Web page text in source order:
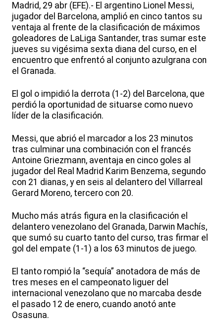
Madrid, 29 abr (EFE).- El argentino Lionel Messi,
jugador del Barcelona, amplió en cinco tantos su
ventaja al frente de la clasificación de máximos
goleadores de LaLiga Santander, tras sumar este
jueves su vigésima sexta diana del curso, en el
encuentro que enfrentó al conjunto azulgrana con
el Granada.
El gol o impidió la derrota (1-2) del Barcelona, que
perdió la oportunidad de situarse como nuevo
líder de la clasificación.
Messi, que abrió el marcador a los 23 minutos
tras culminar una combinación con el francés
Antoine Griezmann, aventaja en cinco goles al
jugador del Real Madrid Karim Benzema, segundo
con 21 dianas, y en seis al delantero del Villarreal
Gerard Moreno, tercero con 20.
Mucho más atrás figura en la clasificación el
delantero venezolano del Granada, Darwin Machís,
que sumó su cuarto tanto del curso, tras firmar el
gol del empate (1-1) a los 63 minutos de juego.
El tanto rompió la “sequía” anotadora de más de
tres meses en el campeonato liguer del
internacional venezolano que no marcaba desde
el pasado 12 de enero, cuando anotó ante
Osasuna.